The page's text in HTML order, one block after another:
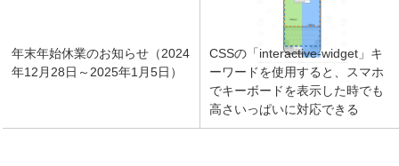
年末年始休業のお知らせ（2024
年12月28日～2025年1月5日）
CSSの「interactive-widget」キ
ーワードを使用すると、スマホ
でキーボードを表示した時でも
高さいっぱいに対応できる